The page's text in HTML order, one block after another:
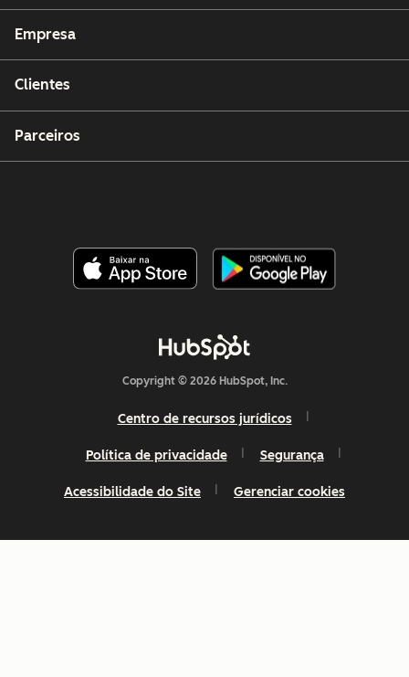
Empresa
Clientes
Parceiros
Copyright © 2026 HubSpot, Inc.
Centro de recursos jurídicos
Política de privacidade Segurança
Acessibilidade do Site Gerenciar cookies